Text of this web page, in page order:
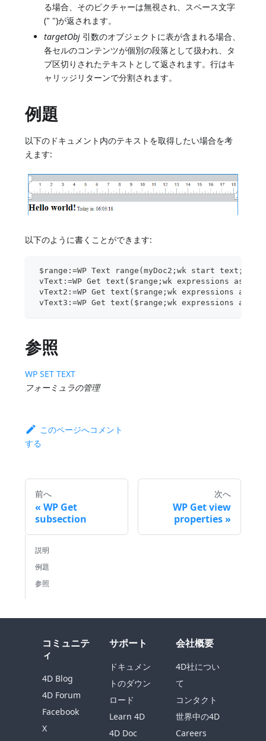
る場合、そのピクチャーは無視され、スペース文字
(" ")が返されます。
targetObj 引数のオブジェクトに表が含まれる場合、
各セルのコンテンツが個別の段落として扱われ、タ
ブ区切りされたテキストとして返されます。行はキ
ャリッジリターンで分割されます。
例題
以下のドキュメント内のテキストを取得したい場合を考
えます:
以下のように書くことができます:
$range:=WP Text range(myDoc2;wk start text;wk
vText:=WP Get text($range;wk expressions as
vText2:=WP Get text($range;wk expressions as
vText3:=WP Get text($range;wk expressions as
参照
WP SET TEXT
フォーミュラの管理
このページへコメント
する
前へ
WP Get
subsection
次へ
WP Get view
properties
説明
例題
参照
コミュニテ
ィ
4D Blog
4D Forum
Facebook
X
サポート
ドキュメン
トのダウン
ロード
Learn 4D
4D Doc
会社概要
4D社につい
て
コンタクト
世界中の4D
Careers